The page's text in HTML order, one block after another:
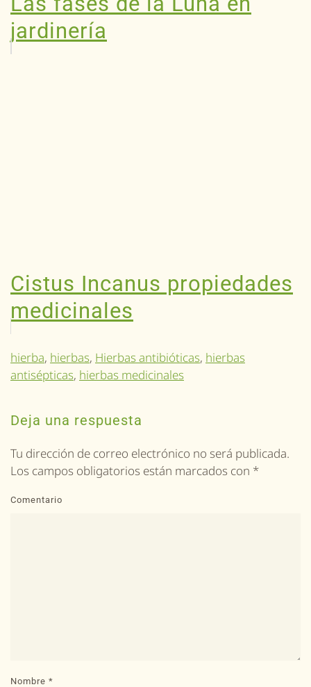
jardinería
Cistus Incanus propiedades
medicinales
hierba, hierbas, Hierbas antibióticas, hierbas
antisépticas, hierbas medicinales
Deja una respuesta
Tu dirección de correo electrónico no será publicada.
Los campos obligatorios están marcados con *
Comentario
Nombre *